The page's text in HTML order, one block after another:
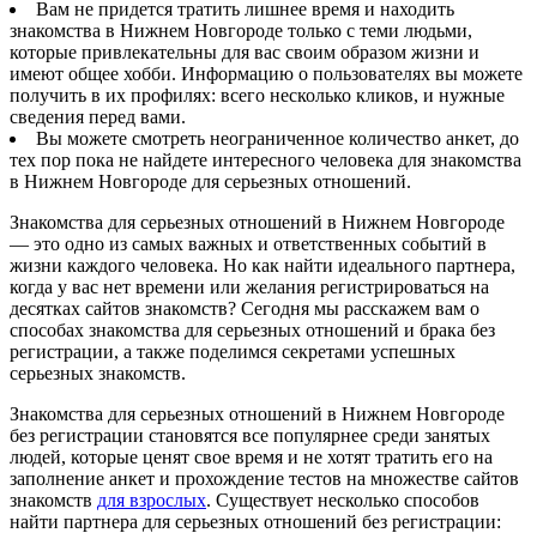
Вам не придется тратить лишнее время и находить
знакомства в Нижнем Новгороде только с теми людьми,
которые привлекательны для вас своим образом жизни и
имеют общее хобби. Информацию о пользователях вы можете
получить в их профилях: всего несколько кликов, и нужные
сведения перед вами.
Вы можете смотреть неограниченное количество анкет, до
тех пор пока не найдете интересного человека для знакомства
в Нижнем Новгороде для серьезных отношений.
Знакомства для серьезных отношений в Нижнем Новгороде
— это одно из самых важных и ответственных событий в
жизни каждого человека. Но как найти идеального партнера,
когда у вас нет времени или желания регистрироваться на
десятках сайтов знакомств? Сегодня мы расскажем вам о
способах знакомства для серьезных отношений и брака без
регистрации, а также поделимся секретами успешных
серьезных знакомств.
Знакомства для серьезных отношений в Нижнем Новгороде
без регистрации становятся все популярнее среди занятых
людей, которые ценят свое время и не хотят тратить его на
заполнение анкет и прохождение тестов на множестве сайтов
знакомств для взрослых. Существует несколько способов
найти партнера для серьезных отношений без регистрации: